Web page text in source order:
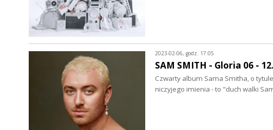
2023-02-06, godz. 17:05
SAM SMITH - Gloria 06 -
Czwarty album Sama Smitha, o
niczyjego imienia - to "duch walki